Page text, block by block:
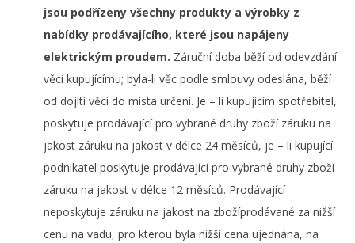
jsou podřízeny všechny produkty a výrobky z
nabídky prodávajícího, které jsou napájeny
elektrickým proudem. Záruční doba běží od odevzdání
věci kupujícímu; byla-li věc podle smlouvy odeslána, běží
od dojití věci do místa určení. Je – li kupujícím spotřebitel,
poskytuje prodávající pro vybrané druhy zboží záruku na
jakost záruku na jakost v délce 24 měsíců, je – li kupující
podnikatel poskytuje prodávající pro vybrané druhy zboží
záruku na jakost v délce 12 měsíců. Prodávající
neposkytuje záruku na jakost na zbožíprodávané za nižší
cenu na vadu, pro kterou byla nižší cena ujednána, na